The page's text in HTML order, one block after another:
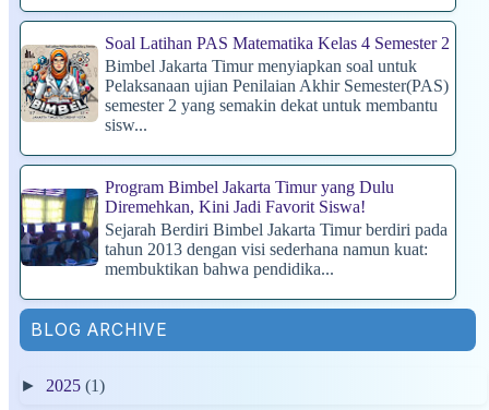
Soal Latihan PAS Matematika Kelas 4 Semester 2
Bimbel Jakarta Timur menyiapkan soal untuk
Pelaksanaan ujian Penilaian Akhir Semester(PAS)
semester 2 yang semakin dekat untuk membantu
sisw...
Program Bimbel Jakarta Timur yang Dulu
Diremehkan, Kini Jadi Favorit Siswa!
Sejarah Berdiri Bimbel Jakarta Timur berdiri pada
tahun 2013 dengan visi sederhana namun kuat:
membuktikan bahwa pendidika...
BLOG ARCHIVE
► 2025 (1)